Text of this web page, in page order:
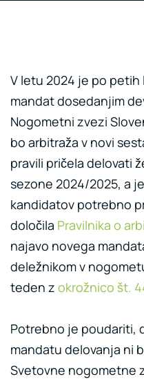
V letu 2024 je po
mandat dosedanjim
Nogometni zvezi
bo arbitraža v novi
pravili pričela delovati
sezone 2024/2025, a
kandidatov potrebno
določila Pravilnika o
najavo novega
deležnikom v
teden z okrožnico št.
Potrebno je poudariti,
mandatu delovanja ni
Svetovne nogometne